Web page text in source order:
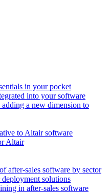
in your pocket
into your software
a new dimension to
to Altair software
Altair
after-sales software by sector
solutions
in after-sales software